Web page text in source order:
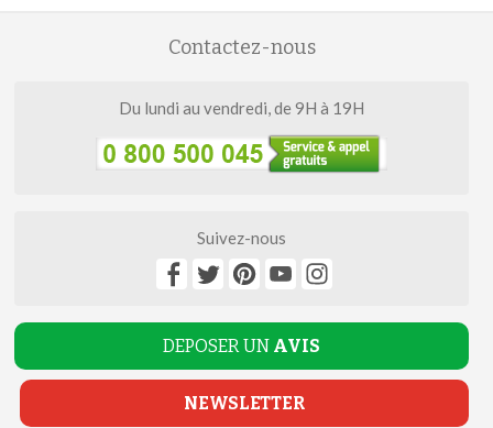
Contactez-nous
Du lundi au vendredi, de 9H à 19H
Suivez-nous
DEPOSER UN AVIS
NEWSLETTER